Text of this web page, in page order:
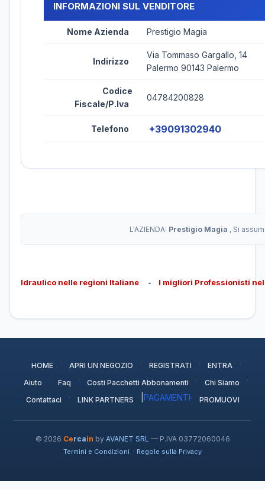
INFORMAZIONI SUL VENDITORE
Nome Azienda Prestigio Magia
Indirizzo
Via Tommaso Gargallo, 14
Palermo 90143 Palermo
Codice
Fiscale/P.Iva
04784200828
Telefono +39091302940
L'AZIENDA: Prestigio Magia , Si
Idraulico nelle regioni Italiane - I migliori Professionisti
HOME · APRI UN NEGOZIO · REGISTRATI · ENTRA ·
Aiuto · Faq · Costi Pacchetti Abbonamenti · Chi Siamo ·
Contattaci · LINK PARTNERS PAGAMENTI· PROMUOVI
© 2026 Cercain by AVANET SRL — P.IVA 03772060046
Termini e Condizioni · Regole sulla Privacy